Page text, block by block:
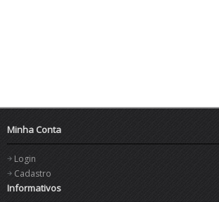
Minha Conta
Login
Cadastro
Informativos